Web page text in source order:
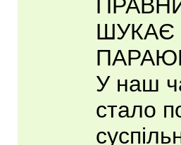
ШУКАЄ
У наш
стало